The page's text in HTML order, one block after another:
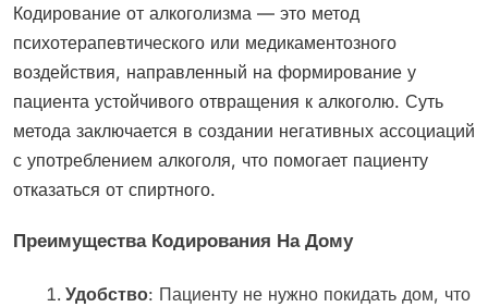
Кодирование от алкоголизма — это метод
психотерапевтического или медикаментозного
воздействия, направленный на формирование у
пациента устойчивого отвращения к алкоголю. Суть
метода заключается в создании негативных ассоциаций
с употреблением алкоголя, что помогает пациенту
отказаться от спиртного.
Преимущества Кодирования На Дому
Удобство: Пациенту не нужно покидать дом, что